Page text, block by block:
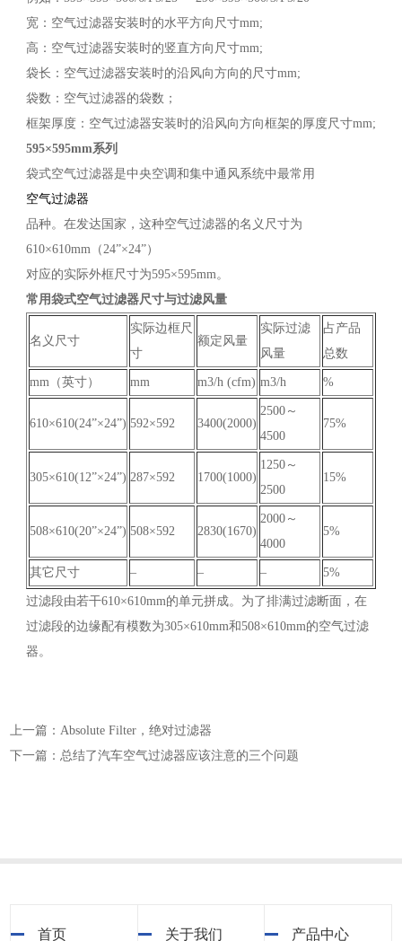
宽：空气过滤器安装时的水平方向尺寸mm;
高：空气过滤器安装时的竖直方向尺寸mm;
袋长：空气过滤器安装时的沿风向方向的尺寸mm;
袋数：空气过滤器的袋数；
框架厚度：空气过滤器安装时的沿风向方向框架的厚度尺寸mm;
595×595mm系列
袋式空气过滤器是中央空调和集中通风系统中最常用
空气过滤器
品种。在发达国家，这种空气过滤器的名义尺寸为
610×610mm（24”×24”）
对应的实际外框尺寸为595×595mm。
常用袋式空气过滤器尺寸与过滤风量
名义尺寸
实际边框尺
寸
额定风量
实际过滤
风量
占产品
总数
mm（英寸） mm m3/h (cfm) m3/h %
610×610(24”×24”) 592×592 3400(2000)
2500～
4500
75%
305×610(12”×24”) 287×592 1700(1000)
1250～
2500
15%
508×610(20”×24”) 508×592 2830(1670)
2000～
4000
5%
其它尺寸 – – – 5%
过滤段由若干610×610mm的单元拼成。为了排满过滤断面，在
过滤段的边缘配有模数为305×610mm和508×610mm的空气过滤
器。
上一篇：Absolute Filter，绝对过滤器
下一篇：总结了汽车空气过滤器应该注意的三个问题
首页 关于我们 产品中心